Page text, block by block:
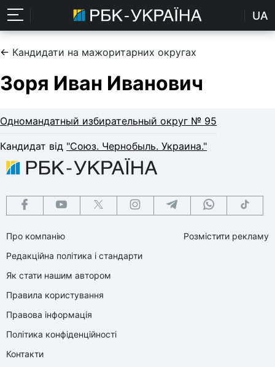
UA
← Кандидати на мажоритарних округах
Зоря Иван Иванович
Одномандатный избирательный округ № 95
Кандидат від "Союз. Чернобыль. Украина."
Про компанію
Редакційна політика і стандарти
Як стати нашим автором
Правила користування
Правова інформація
Політика конфіденційності
Контакти
Розмістити рекламу